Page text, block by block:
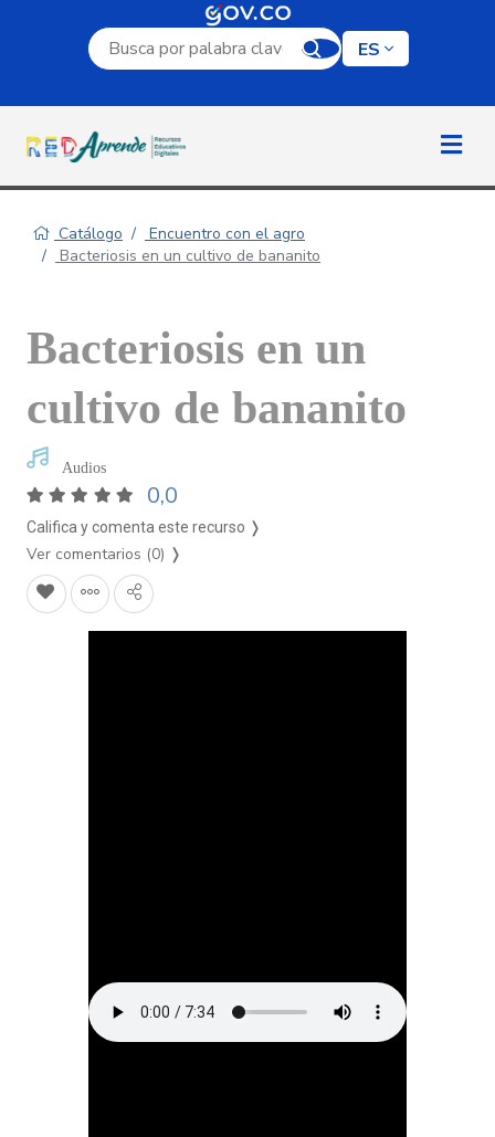
Campo de búsqueda por palabra clave
ES
Catálogo
Encuentro con el agro
Bacteriosis en un cultivo de bananito
Bacteriosis en un
cultivo de bananito
Audios
0,0
Califica y comenta este recurso ❭
Ver comentarios (0) ❭